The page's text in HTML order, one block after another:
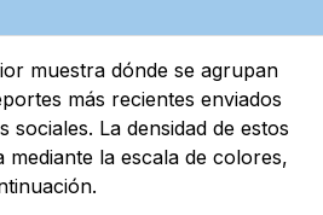
muestra dónde se agrupan
más recientes enviados
sociales. La densidad de estos
la escala de colores,